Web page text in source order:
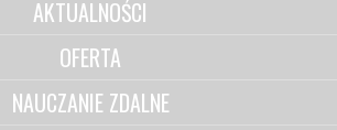
AKTUALNOŚCI
OFERTA
NAUCZANIE ZDALNE